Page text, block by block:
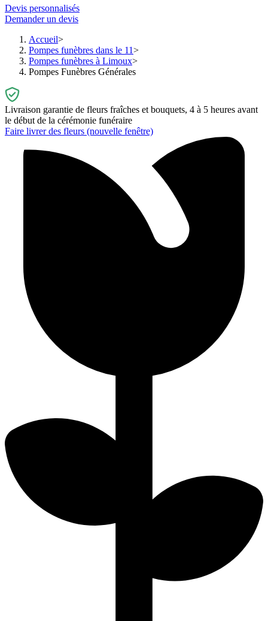
Devis personnalisés
Demander un devis
Accueil
Pompes funèbres dans le 11
Pompes funèbres à Limoux
Pompes Funèbres Générales
Livraison garantie de fleurs fraîches et bouquets, 4 à 5 heures avant
le début de la cérémonie funéraire
Faire livrer des fleurs (nouvelle fenêtre)